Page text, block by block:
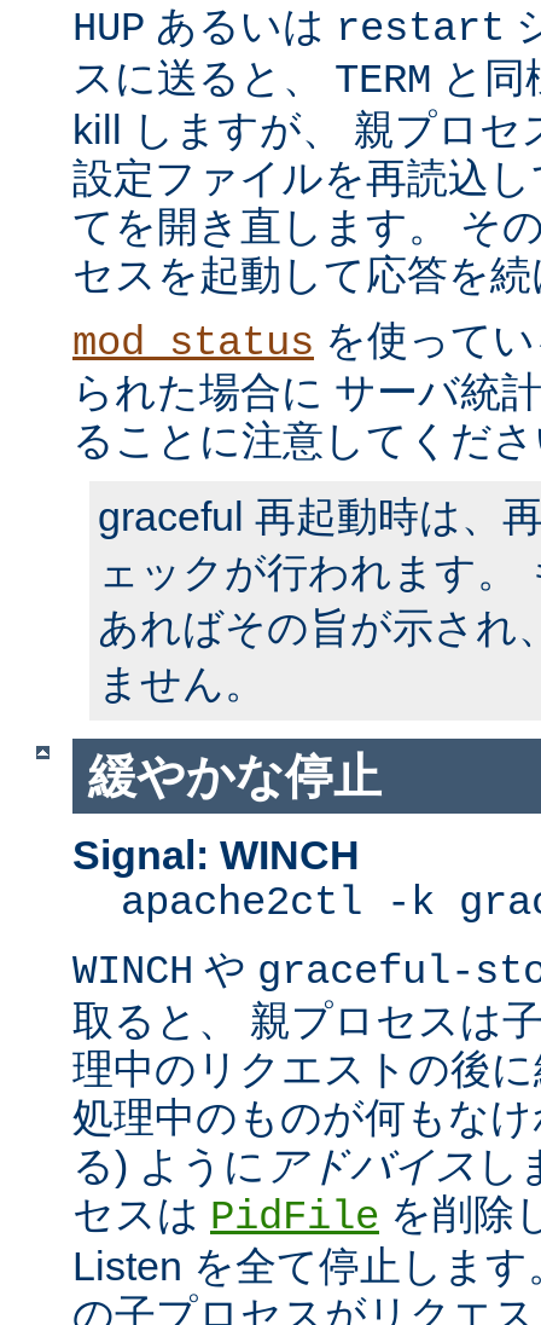
HUP あるいは restart
スに送ると、 TERM と
kill しますが、 親プロセ
設定ファイルを再読込
てを開き直します。 そ
セスを起動して応答を
mod_status を使って
られた場合に サーバ統
ることに注意してくだ
graceful 再起動時は、
ェックが行われます。
あればその旨が示され
ません。
緩やかな停止
Signal: WINCH
apache2ctl -k
WINCH や graceful-
取ると、 親プロセスは
理中のリクエストの後
処理中のものが何もな
る) ように アドバイス し
セスは PidFile を削除
Listen を全て停止しま
の子プロセスがリクエ